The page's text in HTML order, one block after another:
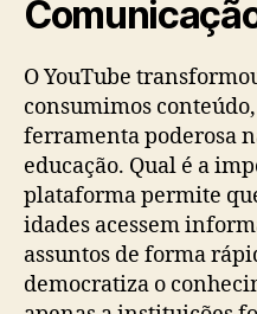
O YouTube
consumimos
ferramenta poderosa
educação. Qual é a
plataforma permite
idades acessem
assuntos de forma
democratiza o